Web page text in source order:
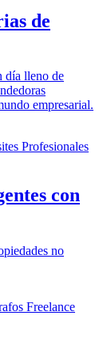
de
día lleno de
empresarial.
con
no